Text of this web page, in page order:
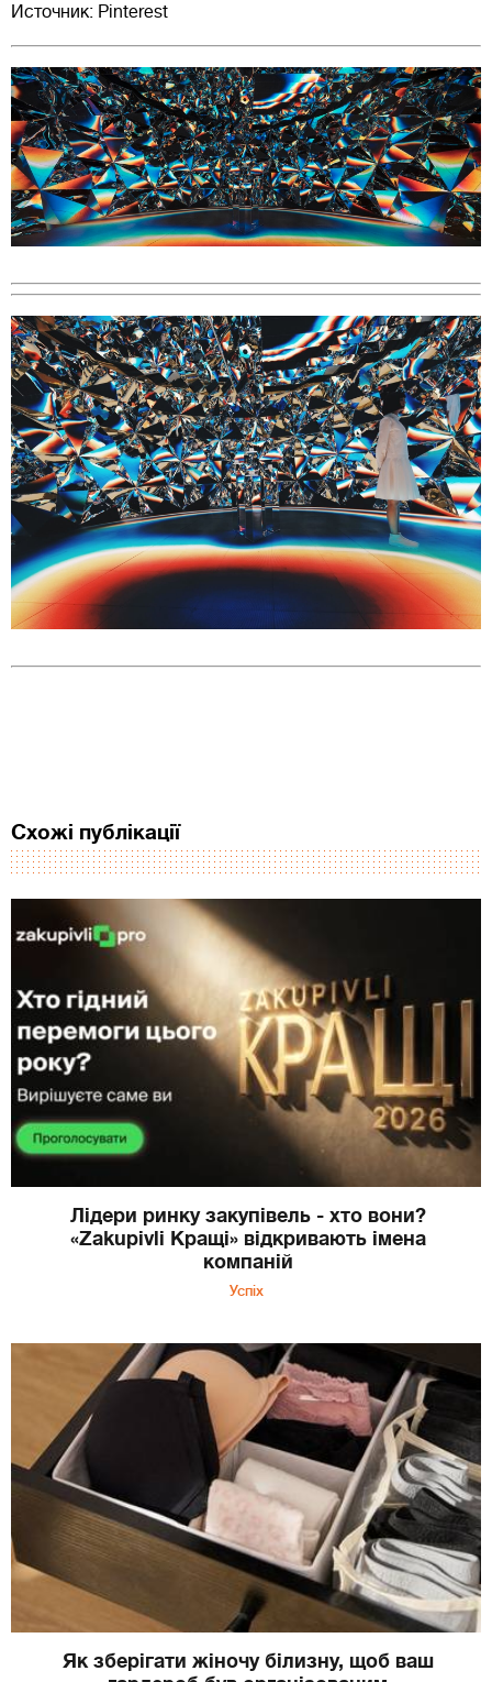
Источник: Pinterest
Схожі публікації
Лідери ринку закупівель - хто вони?
«Zakupivli Кращі» відкривають імена
компаній
Успіх
Як зберігати жіночу білизну, щоб ваш